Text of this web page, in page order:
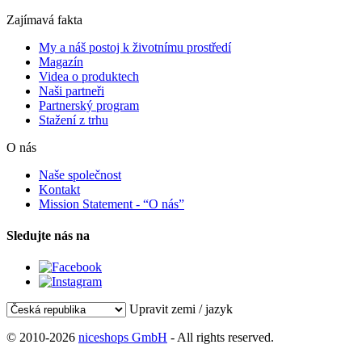
Zajímavá fakta
My a náš postoj k životnímu prostředí
Magazín
Videa o produktech
Naši partneři
Partnerský program
Stažení z trhu
O nás
Naše společnost
Kontakt
Mission Statement - “O nás”
Sledujte nás na
Upravit zemi / jazyk
© 2010-2026 niceshops GmbH - All rights reserved.